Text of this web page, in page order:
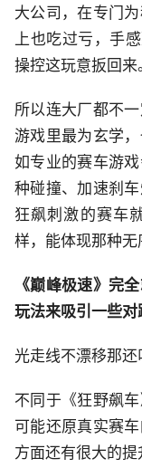
大公司，在专门
上也吃过亏，手
操控这玩意扳回来
所以连大厂都不
游戏里最为玄学
如专业的赛车游
种碰撞、加速刹
狂飙刺激的赛车
样，能体现那种无
《巅峰极速》完
玩法来吸引一些对
光走线不漂移那还
不同于《狂野飙
可能还原真实赛
方面还有很大的提